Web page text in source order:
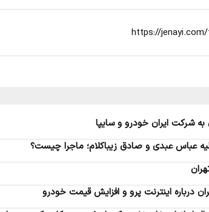
به شرکت ایران خودرو و سایپا
عباس عبدی و صادق زیباکلام؛ ماجرا چیست؟
درباره اینترنت پرو و افزایش قیمت خودرو